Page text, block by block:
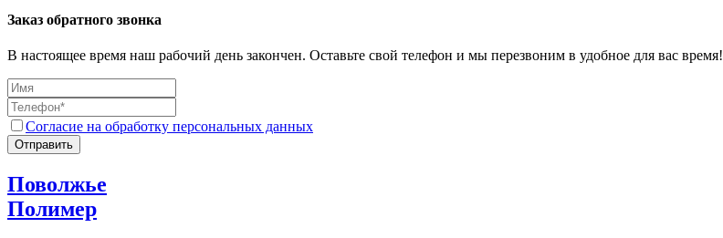
Заказ обратного звонка
В настоящее время наш рабочий день закончен. Оставьте свой телефон и мы перезвоним в удобное для вас время!
Согласие на обработку персональных данных
Отправить
Поволжье
Полимер